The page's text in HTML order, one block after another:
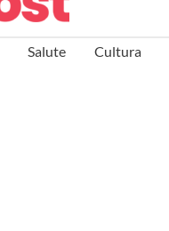
Salute Cultura